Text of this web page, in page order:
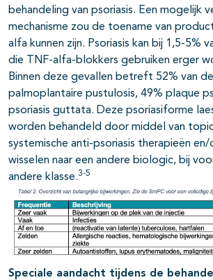
behandeling van psoriasis. Een mogelijk
mechanisme zou de toename van
alfa kunnen zijn. Psoriasis kan bij 1,5-5%
die TNF-alfa-blokkers gebruiken erger
Binnen deze gevallen betreft 52% van
palmoplantaire pustulosis, 49% plaque
psoriasis guttata. Deze psoriasiforme
worden behandeld door middel van
systemische anti-psoriasis therapieën
wisselen naar een andere biologic, bij
andere klasse.3-5
Speciale aandacht tijdens de